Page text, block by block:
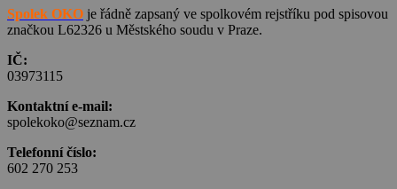
Spolek OKO je řádně zapsaný ve spolkovém rejstříku pod spisovou
značkou L62326 u Městského soudu v Praze.
IČ:
03973115
Kontaktní e-mail:
spolekoko@seznam.cz
Telefonní číslo:
602 270 253